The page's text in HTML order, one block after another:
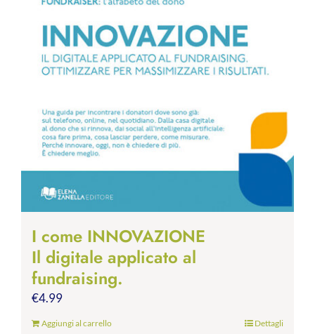
I come INNOVAZIONE
Il digitale applicato al
fundraising.
€4.99
Aggiungi al carrello Dettagli